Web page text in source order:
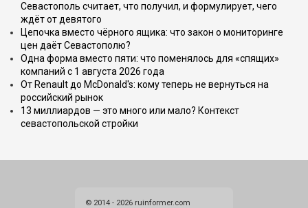
Севастополь считает, что получил, и формулирует, чего
ждёт от девятого
Цепочка вместо чёрного ящика: что закон о мониторинге
цен даёт Севастополю?
Одна форма вместо пяти: что поменялось для «спящих»
компаний с 1 августа 2026 года
От Renault до McDonald's: кому теперь не вернуться на
российский рынок
13 миллиардов — это много или мало? Контекст
севастопольской стройки
© 2014 - 2026 ruinformer.com